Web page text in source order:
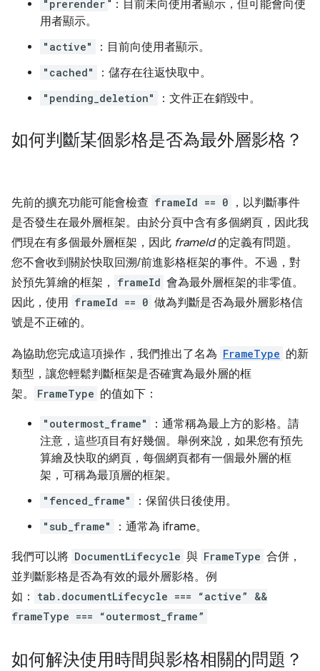
"prerender "：目前未向使用者顯示，但可能會向使
用者顯示。
"active" ：目前向使用者顯示。
"cached" ：儲存在往返快取中。
"pending_deletion" ：文件正在銷毀中。
如何判斷某個影格是否為最外層影格？
先前的擴充功能可能會檢查 frameId == 0
，以判斷事件
是否發生在最外層框架。由於分頁中含有多個網頁，因此我
們現在有多個最外層框架，因此 frameId的定義有問題。
您不會收到關於快取回溯/前進影格框架的事件。不過，對
於預先算繪的框架，
frameId 會為最外層框架的非零值。
因此，使用 frameId == 0 做為判斷是否為最外層影格信
號是不正確的。
為協助您完成這項操作，我們推出了名為 FrameType 的新
類型，讓您輕鬆判斷框架是否確實為最外層的框
架。
FrameType 的值如下：
"outermost_frame"
：通常稱為最上方的影格。請
注意，這些項目有好幾個。舉例來說，如果您有預先
算繪及快取的網頁，每個網頁都有一個最外層的框
架，可稱為最頂層的框架。
"fenced_frame" ：保留供日後使用。
"sub_frame" ：通常為 iframe。
我們可以將 DocumentLifecycle 與 FrameType 合併，
並判斷影格是否為有效的最外層影格。例
如：
tab.documentLifecycle === “active” &&
frameType === “outermost_frame”
如何解決使用時間與影格相關的問題？